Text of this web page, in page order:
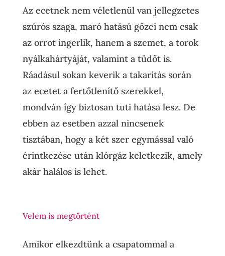
Az ecetnek nem véletlenül van jellegzetes
szúrós szaga, maró hatású gőzei nem csak
az orrot ingerlik, hanem a szemet, a torok
nyálkahártyáját, valamint a tüdőt is.
Ráadásul sokan keverik a takarítás során
az ecetet a fertőtlenítő szerekkel,
mondván így biztosan tuti hatása lesz. De
ebben az esetben azzal nincsenek
tisztában, hogy a két szer egymással való
érintkezése után klórgáz keletkezik, amely
akár halálos is lehet.
Velem is megtörtént
Amikor elkezdtünk a csapatommal a